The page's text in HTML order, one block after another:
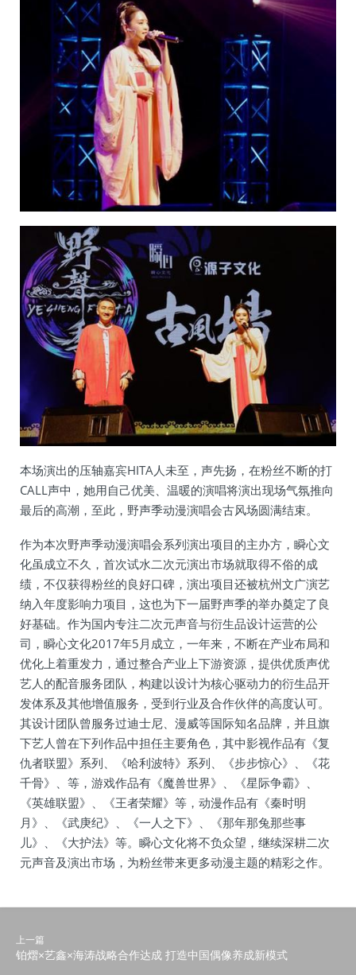
本场演出的压轴嘉宾HITA人未至，声先扬，在粉丝不断的打
CALL声中，她用自己优美、温暖的演唱将演出现场气氛推向
最后的高潮，至此，野声季动漫演唱会古风场圆满结束。
作为本次野声季动漫演唱会系列演出项目的主办方，瞬心文
化虽成立不久，首次试水二次元演出市场就取得不俗的成
绩，不仅获得粉丝的良好口碑，演出项目还被杭州文广演艺
纳入年度影响力项目，这也为下一届野声季的举办奠定了良
好基础。作为国内专注二次元声音与衍生品设计运营的公
司，瞬心文化2017年5月成立，一年来，不断在产业布局和
优化上着重发力，通过整合产业上下游资源，提供优质声优
艺人的配音服务团队，构建以设计为核心驱动力的衍生品开
发体系及其他增值服务，受到行业及合作伙伴的高度认可。
其设计团队曾服务过迪士尼、漫威等国际知名品牌，并且旗
下艺人曾在下列作品中担任主要角色，其中影视作品有《复
仇者联盟》系列、《哈利波特》系列、《步步惊心》、《花
千骨》、等，游戏作品有《魔兽世界》、《星际争霸》、
《英雄联盟》、《王者荣耀》等，动漫作品有《秦时明
月》、《武庚纪》、《一人之下》、《那年那兔那些事
儿》、《大护法》等。瞬心文化将不负众望，继续深耕二次
元声音及演出市场，为粉丝带来更多动漫主题的精彩之作。
上一篇
铂熠×艺鑫×海涛战略合作达成 打造中国偶像养成新模式